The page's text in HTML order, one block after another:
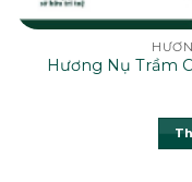
Hương Nụ Trầm